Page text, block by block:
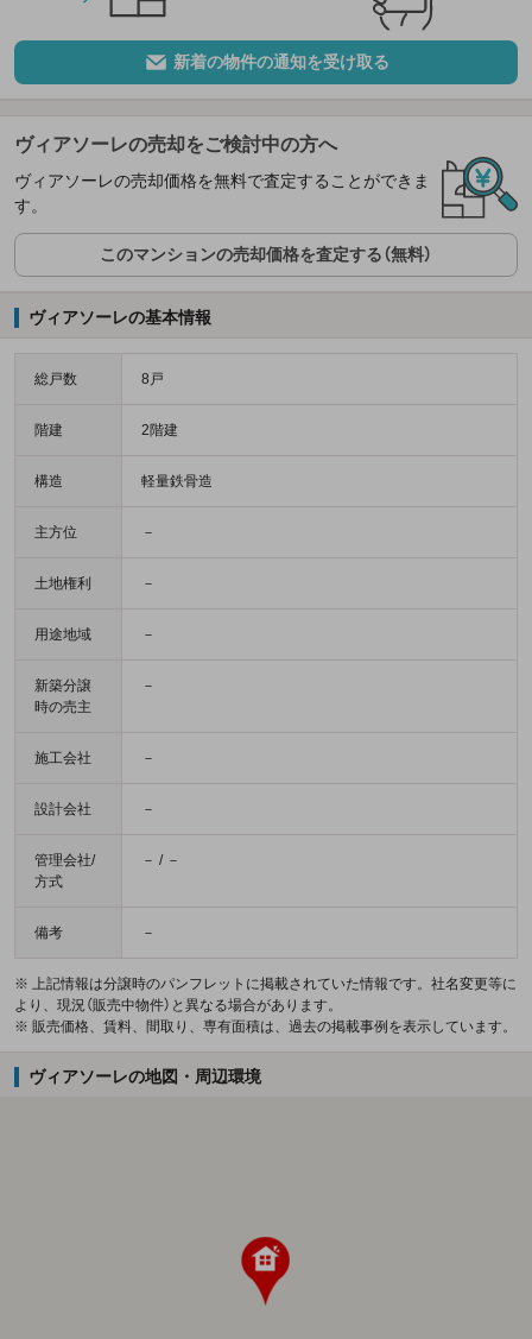
新着の物件の通知を受け取る
ヴィアソーレの売却をご検討中の方へ
ヴィアソーレの売却価格を無料で査定することができま
す。
このマンションの売却価格を査定する（無料）
ヴィアソーレの基本情報
総戸数 8戸
階建 2階建
構造 軽量鉄骨造
主方位 －
土地権利 －
用途地域 －
新築分譲
時の売主
－
施工会社 －
設計会社 －
管理会社/
方式
－ / －
備考 －
※ 上記情報は分譲時のパンフレットに掲載されていた情報です。社名変更等に
より、現況（販売中物件）と異なる場合があります。
※ 販売価格、賃料、間取り、専有面積は、過去の掲載事例を表示しています。
ヴィアソーレの地図・周辺環境